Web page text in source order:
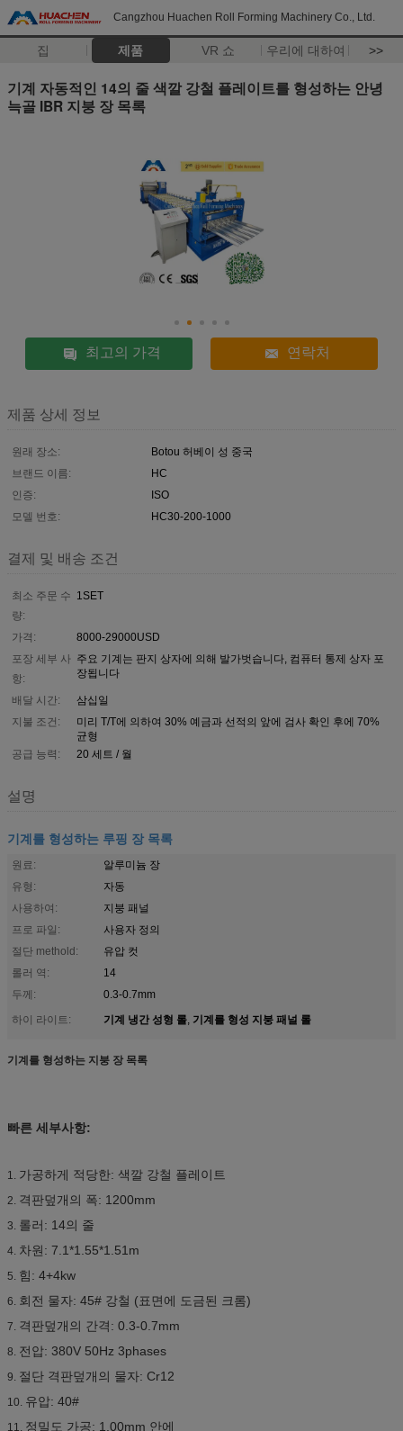
Cangzhou Huachen Roll Forming Machinery Co., Ltd.
집 제품 VR 쇼 우리에 대하여 >>
기계 자동적인 14의 줄 색깔 강철 플레이트를 형성하는 안녕
늑골 IBR 지붕 장 목록
최고의 가격 연락처
제품 상세 정보
원래 장소:
Botou 허베이 성 중국
브랜드 이름:
HC
인증:
ISO
모델 번호:
HC30-200-1000
결제 및 배송 조건
최소 주문 수
량:
1SET
가격:
8000-29000USD
포장 세부 사
항:
주요 기계는 판지 상자에 의해 발가벗습니다, 컴퓨터 통제 상자 포
장됩니다
배달 시간:
삼십일
지불 조건:
미리 T/T에 의하여 30% 예금과 선적의 앞에 검사 확인 후에 70%
균형
공급 능력:
20 세트 / 월
설명
기계를 형성하는 루핑 장 목록
원료:
알루미늄 장
유형:
자동
사용하여:
지붕 패널
프로 파일:
사용자 정의
절단 methold:
유압 컷
롤러 역:
14
두께:
0.3-0.7mm
하이 라이트:
기계 냉간 성형 롤, 기계를 형성 지붕 패널 롤
기계를 형성하는 지붕 장 목록
빠른 세부사항:
1. 가공하게 적당한: 색깔 강철 플레이트
2. 격판덮개의 폭: 1200mm
3. 롤러: 14의 줄
4. 차원: 7.1*1.55*1.51m
5. 힘: 4+4kw
6. 회전 물자: 45# 강철 (표면에 도금된 크롬)
7. 격판덮개의 간격: 0.3-0.7mm
8. 전압: 380V 50Hz 3phases
9. 절단 격판덮개의 물자: Cr12
10. 유압: 40#
11. 정밀도 가공: 1.00mm 안에